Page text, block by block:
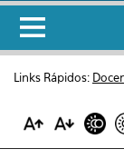
Links Rápidos: